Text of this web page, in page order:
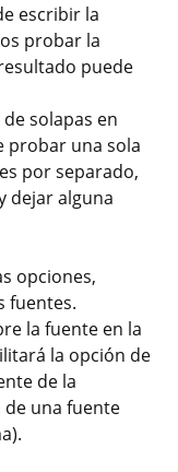
escribir la
probar la
puede
solapas en
probar una sola
por separado,
dejar alguna
opciones,
fuentes.
la fuente en la
la opción de
de la
de una fuente